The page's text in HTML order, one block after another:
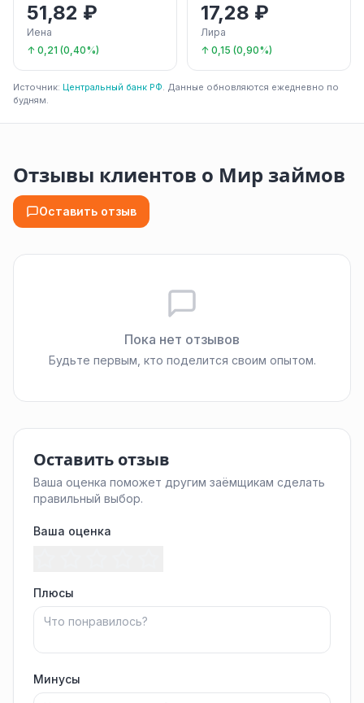
51,82 ₽
Иена
↑ 0,21 (0,40%)
17,28 ₽
Лира
↑ 0,15 (0,90%)
Источник: Центральный банк РФ. Данные обновляются ежедневно по
будням.
Отзывы клиентов о Мир займов
Оставить отзыв
Пока нет отзывов
Будьте первым, кто поделится своим опытом.
Оставить отзыв
Ваша оценка поможет другим заёмщикам сделать
правильный выбор.
Ваша оценка
Плюсы
Минусы